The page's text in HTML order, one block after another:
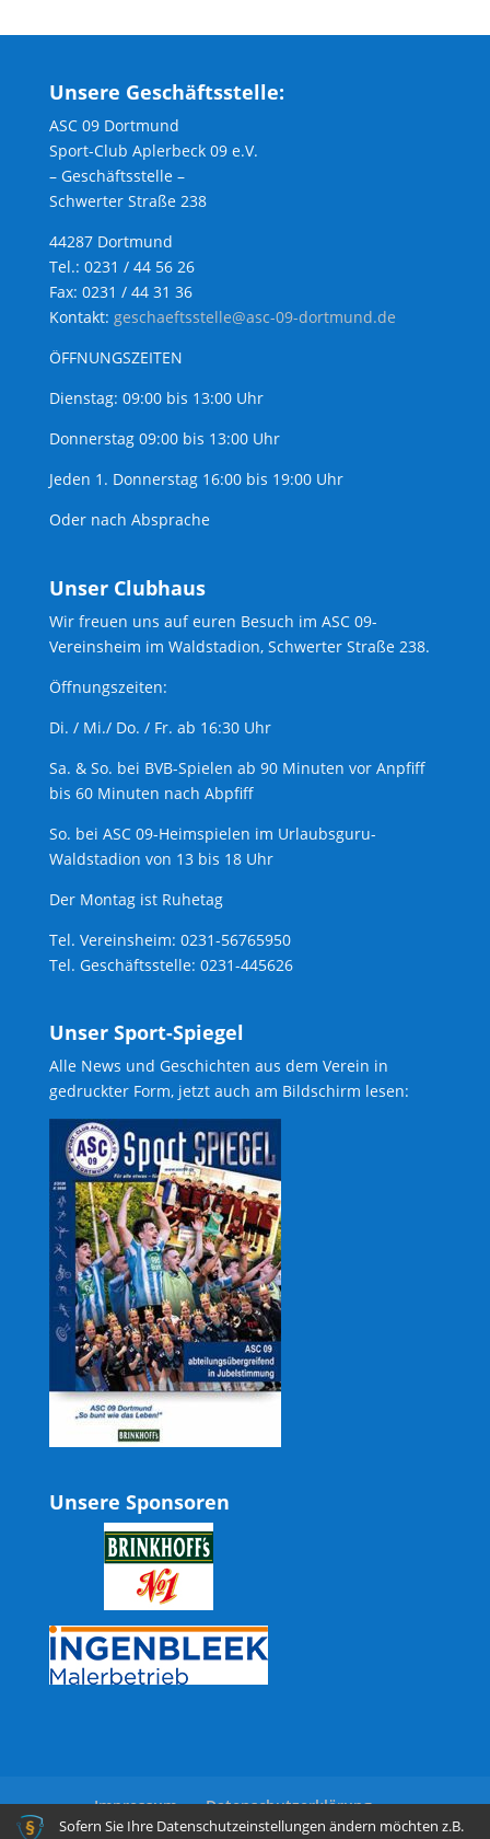
Unsere Geschäftsstelle:
ASC 09 Dortmund
Sport-Club Aplerbeck 09 e.V.
– Geschäftsstelle –
Schwerter Straße 238
44287 Dortmund
Tel.: 0231 / 44 56 26
Fax: 0231 / 44 31 36
Kontakt: geschaeftsstelle@asc-09-dortmund.de
ÖFFNUNGSZEITEN
Dienstag: 09:00 bis 13:00 Uhr
Donnerstag 09:00 bis 13:00 Uhr
Jeden 1. Donnerstag 16:00 bis 19:00 Uhr
Oder nach Absprache
Unser Clubhaus
Wir freuen uns auf euren Besuch im ASC 09-
Vereinsheim im Waldstadion, Schwerter Straße 238.
Öffnungszeiten:
Di. / Mi./ Do. / Fr. ab 16:30 Uhr
Sa. & So. bei BVB-Spielen ab 90 Minuten vor Anpfiff
bis 60 Minuten nach Abpfiff
So. bei ASC 09-Heimspielen im Urlaubsguru-
Waldstadion von 13 bis 18 Uhr
Der Montag ist Ruhetag
Tel. Vereinsheim: 0231-56765950
Tel. Geschäftsstelle: 0231-445626
Unser Sport-Spiegel
Alle News und Geschichten aus dem Verein in
gedruckter Form, jetzt auch am Bildschirm lesen:
Unsere Sponsoren
Impressum Datenschutzerklärung
Sofern Sie Ihre Datenschutzeinstellungen ändern möchten z.B.